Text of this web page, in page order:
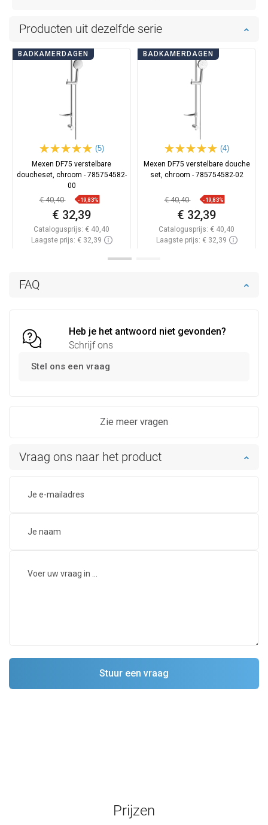
FAQ
Heb je het antwoord niet gevonden?
Schrijf ons
Stel ons een vraag
Zie meer vragen
Vraag ons naar het product
Producten uit dezelfde serie
BADKAMERDAGEN
(5)
Mexen DF75 verstelbare
doucheset, chroom - 785754582-
00
€ 40,40 -19,83%
€ 32,39
Catalogusprijs: € 40,40
Laagste prijs: € 32,39
BADKAMERDAGEN
(4)
Mexen DF75 verstelbare douche
set, chroom - 785754582-02
€ 40,40 -19,83%
€ 32,39
Catalogusprijs: € 40,40
Laagste prijs: € 32,39
Prijzen